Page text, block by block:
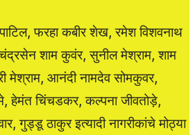
फरहा कबीर शेख, रमेश विशवनाथ
शाम कुवंर, सुनील मेश्राम, शाम
मेश्राम, आनंदी नामदेव सोमकुवर,
हेमंत चिंचडकर, कल्पना जीवतोड़े,
गुड्डू ठाकुर इत्यादी नागरीकांचे मोठ्या